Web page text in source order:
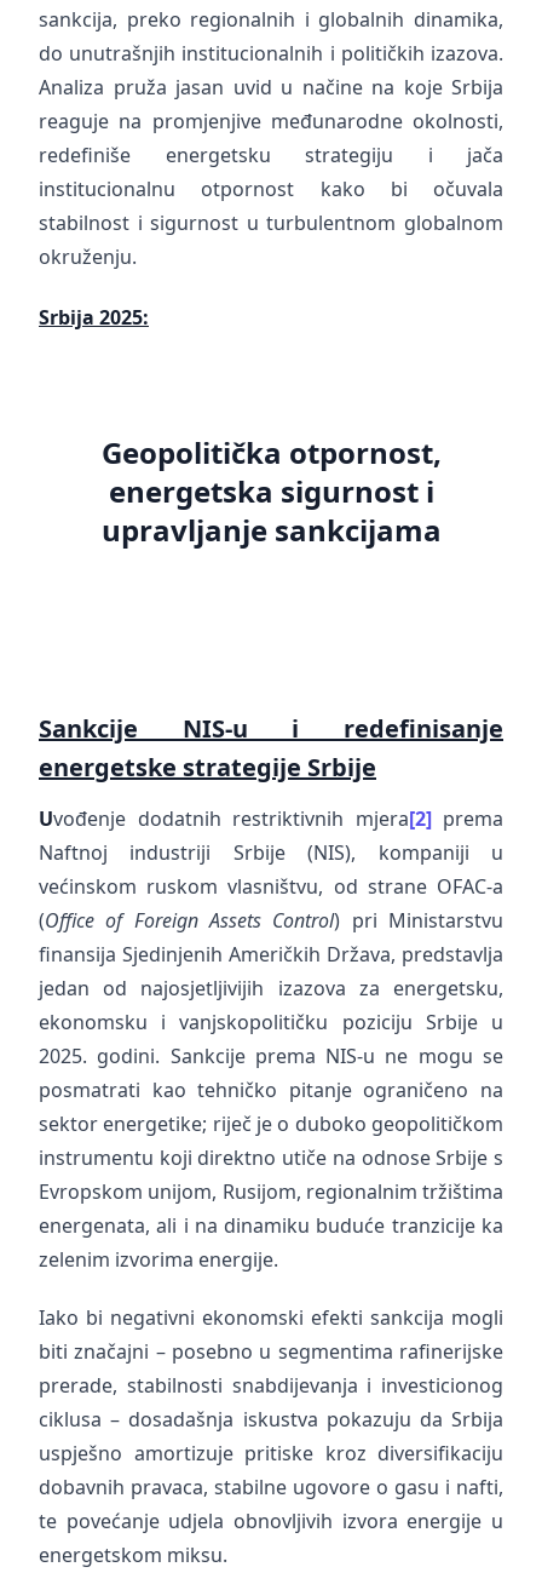
sankcija, preko regionalnih i globalnih dinamika,
do unutrašnjih institucionalnih i političkih izazova.
Analiza pruža jasan uvid u načine na koje Srbija
reaguje na promjenjive međunarodne okolnosti,
redefiniše energetsku strategiju i jača
institucionalnu otpornost kako bi očuvala
stabilnost i sigurnost u turbulentnom globalnom
okruženju.
Srbija 2025:
Geopolitička otpornost,
energetska sigurnost i
upravljanje sankcijama
Sankcije NIS-u i redefinisanje
energetske strategije Srbije
Uvođenje dodatnih restriktivnih mjera[2]prema
Naftnoj industriji Srbije (NIS), kompaniji u
većinskom ruskom vlasništvu, od strane OFAC-a
(Office of Foreign Assets Control) pri Ministarstvu
finansija Sjedinjenih Američkih Država, predstavlja
jedan od najosjetljivijih izazova za energetsku,
ekonomsku i vanjskopolitičku poziciju Srbije u
2025. godini. Sankcije prema NIS-u ne mogu se
posmatrati kao tehničko pitanje ograničeno na
sektor energetike; riječ je o duboko geopolitičkom
instrumentu koji direktno utiče na odnose Srbije s
Evropskom unijom, Rusijom, regionalnim tržištima
energenata, ali i na dinamiku buduće tranzicije ka
zelenim izvorima energije.
Iako bi negativni ekonomski efekti sankcija mogli
biti značajni – posebno u segmentima rafinerijske
prerade, stabilnosti snabdijevanja i investicionog
ciklusa – dosadašnja iskustva pokazuju da Srbija
uspješno amortizuje pritiske kroz diversifikaciju
dobavnih pravaca, stabilne ugovore o gasu i nafti,
te povećanje udjela obnovljivih izvora energije u
energetskom miksu.